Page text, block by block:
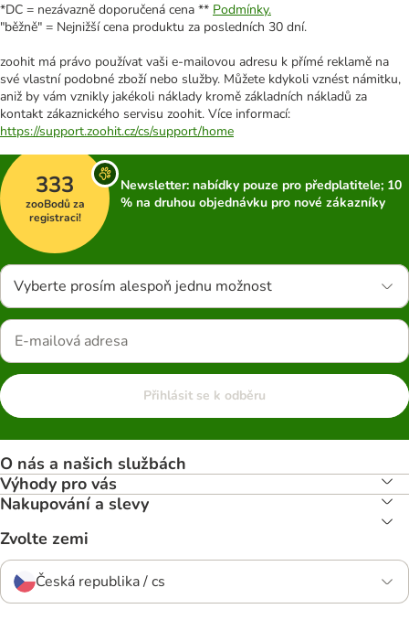
*DC = nezávazně doporučená cena ** Podmínky.
"běžně" = Nejnižší cena produktu za posledních 30 dní.
zoohit má právo používat vaši e-mailovou adresu k přímé reklamě na
své vlastní podobné zboží nebo služby. Můžete kdykoli vznést námitku,
aniž by vám vznikly jakékoli náklady kromě základních nákladů za
kontakt zákaznického servisu zoohit. Více informací:
https://support.zoohit.cz/cs/support/home
333
zooBodů za
registraci!
Newsletter: nabídky pouze pro předplatitele; 10
% na druhou objednávku pro nové zákazníky
Vyberte prosím alespoň jednu možnost
Přihlásit se k odběru
O nás a našich službách
Výhody pro vás
Nakupování a slevy
Zvolte zemi
Česká republika / cs